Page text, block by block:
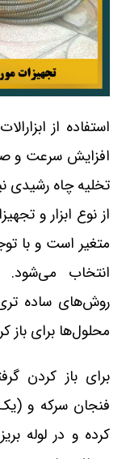
استفاده از
افزایش سرعت و
تخلیه چاه رشیدی
از نوع ابزار و
متغیر است و با
انتخاب
روش‌های ساده تری
محلول‌ها برای باز
برای باز کردن
فنجان سرکه و